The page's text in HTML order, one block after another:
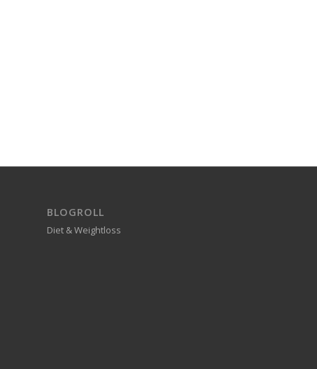
BLOGROLL
Diet & Weightloss